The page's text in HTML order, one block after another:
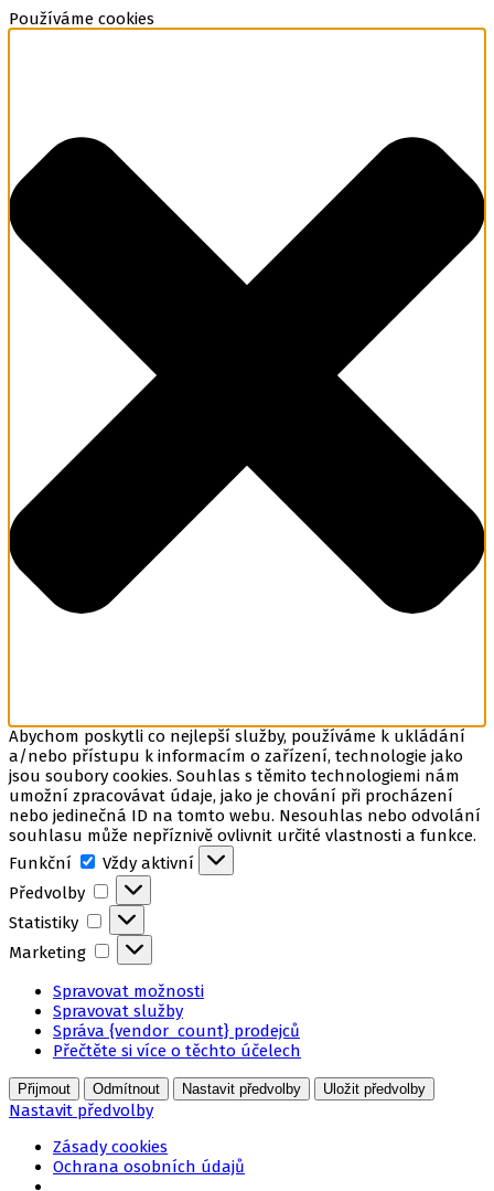
Používáme cookies
Abychom poskytli co nejlepší služby, používáme k ukládání
a/nebo přístupu k informacím o zařízení, technologie jako
jsou soubory cookies. Souhlas s těmito technologiemi nám
umožní zpracovávat údaje, jako je chování při procházení
nebo jedinečná ID na tomto webu. Nesouhlas nebo odvolání
souhlasu může nepříznivě ovlivnit určité vlastnosti a funkce.
Funkční
Funkční
Vždy aktivní
Předvolby
Předvolby
Statistiky
Statistiky
Marketing
Marketing
Spravovat možnosti
Spravovat služby
Správa {vendor_count} prodejců
Přečtěte si více o těchto účelech
Přijmout Odmítnout Nastavit předvolby Uložit předvolby
Nastavit předvolby
Zásady cookies
Ochrana osobních údajů